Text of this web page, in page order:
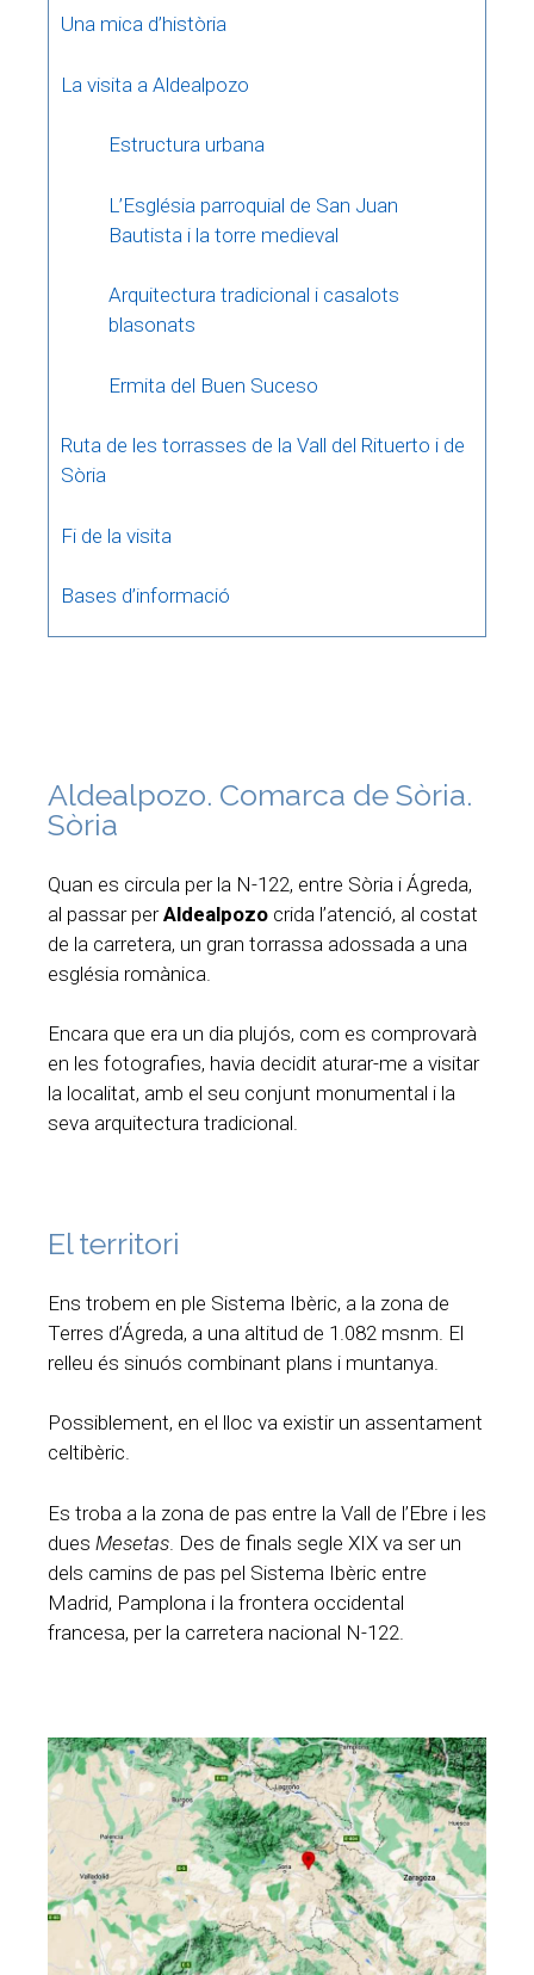
Una mica d’història
La visita a Aldealpozo
Estructura urbana
L’Església parroquial de San Juan
Bautista i la torre medieval
Arquitectura tradicional i casalots
blasonats
Ermita del Buen Suceso
Ruta de les torrasses de la Vall del Rituerto i de
Sòria
Fi de la visita
Bases d’informació
Aldealpozo. Comarca de Sòria.
Sòria
Quan es circula per la N-122, entre Sòria i Ágreda,
al passar perAldealpozo crida l’atenció, al costat
de la carretera, un gran torrassa adossada a una
església romànica.
Encara que era un dia plujós, com es comprovarà
en les fotografies, havia decidit aturar-me a visitar
la localitat, amb el seu conjunt monumental i la
seva arquitectura tradicional.
El territori
Ens trobem en ple Sistema Ibèric, a la zona de
Terres d’Ágreda, a una altitud de 1.082 msnm. El
relleu és sinuós combinant plans i muntanya.
Possiblement, en el lloc va existir un assentament
celtibèric.
Es troba a la zona de pas entre la Vall de l’Ebre i les
dues Mesetas . Des de finals segle XIX va ser un
dels camins de pas pel Sistema Ibèric entre
Madrid, Pamplona i la frontera occidental
francesa, per la carretera nacional N-122.